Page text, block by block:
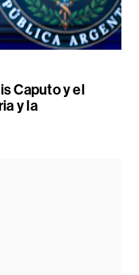
Caputo y el
y la